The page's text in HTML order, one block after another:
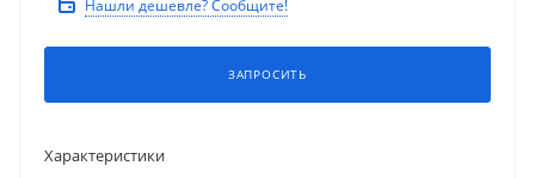
Нашли дешевле? Сообщите!
ЗАПРОСИТЬ
Характеристики